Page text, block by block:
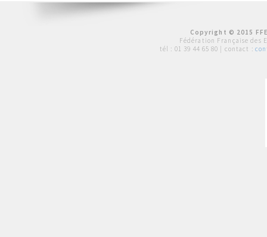
Copyright © 2015
Fédération Française des
tél : 01 39 44 65 80 | contact :